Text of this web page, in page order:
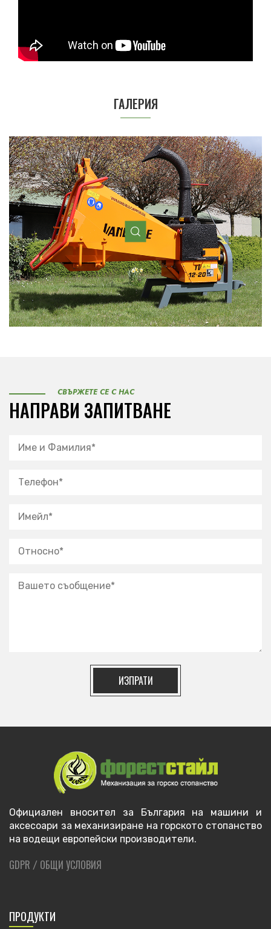
ГАЛЕРИЯ
СВЪРЖЕТЕ СЕ С НАС
НАПРАВИ ЗАПИТВАНЕ
ИЗПРАТИ
Официален вносител за България на машини и
аксесоари за механизиране на горското стопанство
на водещи европейски производители.
GDPR / ОБЩИ УСЛОВИЯ
ПРОДУКТИ